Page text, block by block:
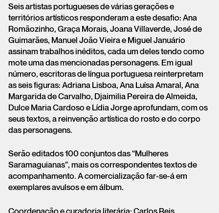
Seis artistas portugueses de várias gerações e
territórios artísticos responderam a este desafio: Ana
Romãozinho, Graça Morais, Joana Villaverde, José de
Guimarães, Manuel João Vieira e Miguel Januário
assinam trabalhos inéditos, cada um deles tendo como
mote uma das mencionadas personagens. Em igual
número, escritoras de língua portuguesa reinterpretam
as seis figuras: Adriana Lisboa, Ana Luísa Amaral, Ana
Margarida de Carvalho, Djaimilia Pereira de Almeida,
Dulce Maria Cardoso e Lídia Jorge aprofundam, com os
seus textos, a reinvenção artística do rosto e do corpo
das personagens.
Serão editados 100 conjuntos das “Mulheres
Saramaguianas”, mais os correspondentes textos de
acompanhamento. A comercialização far-se-á em
exemplares avulsos e em álbum.